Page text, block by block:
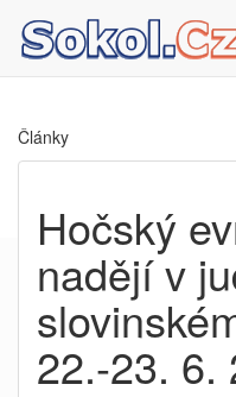
Články
Hočský
nadějí v
22.-23. 6.